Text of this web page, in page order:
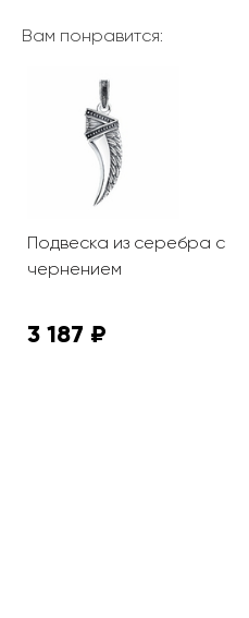
Вам понравится:
Подвеска из серебра с
чернением
3 187 ₽